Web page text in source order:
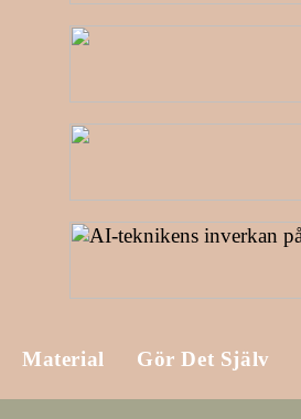
Material Gör Det Själv